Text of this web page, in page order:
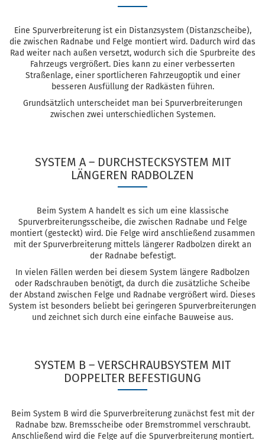
Eine Spurverbreiterung ist ein Distanzsystem (Distanzscheibe),
die zwischen Radnabe und Felge montiert wird. Dadurch wird das
Rad weiter nach außen versetzt, wodurch sich die Spurbreite des
Fahrzeugs vergrößert. Dies kann zu einer verbesserten
Straßenlage, einer sportlicheren Fahrzeugoptik und einer
besseren Ausfüllung der Radkästen führen.
Grundsätzlich unterscheidet man bei Spurverbreiterungen
zwischen zwei unterschiedlichen Systemen.
SYSTEM A – DURCHSTECKSYSTEM MIT
LÄNGEREN RADBOLZEN
Beim System A handelt es sich um eine klassische
Spurverbreiterungsscheibe, die zwischen Radnabe und Felge
montiert (gesteckt) wird. Die Felge wird anschließend zusammen
mit der Spurverbreiterung mittels längerer Radbolzen direkt an
der Radnabe befestigt.
In vielen Fällen werden bei diesem System längere Radbolzen
oder Radschrauben benötigt, da durch die zusätzliche Scheibe
der Abstand zwischen Felge und Radnabe vergrößert wird. Dieses
System ist besonders beliebt bei geringeren Spurverbreiterungen
und zeichnet sich durch eine einfache Bauweise aus.
SYSTEM B – VERSCHRAUBSYSTEM MIT
DOPPELTER BEFESTIGUNG
Beim System B wird die Spurverbreiterung zunächst fest mit der
Radnabe bzw. Bremsscheibe oder Bremstrommel verschraubt.
Anschließend wird die Felge auf die Spurverbreiterung montiert.